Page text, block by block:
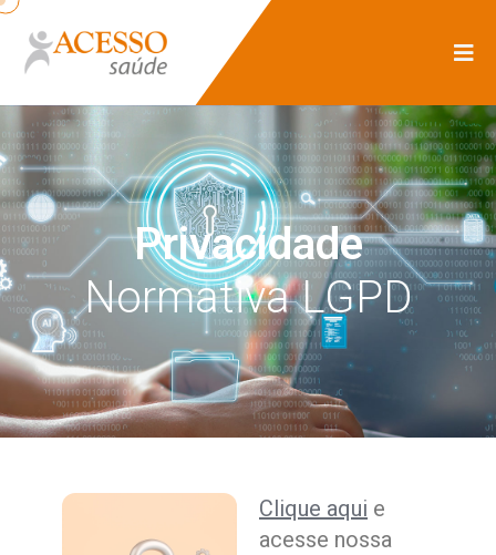
Privacidade
Normativa LGPD
Clique aqui e
acesse nossa